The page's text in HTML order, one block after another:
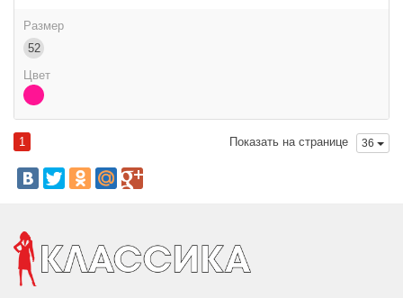
Размер
52
Цвет
1 Показать на странице 36